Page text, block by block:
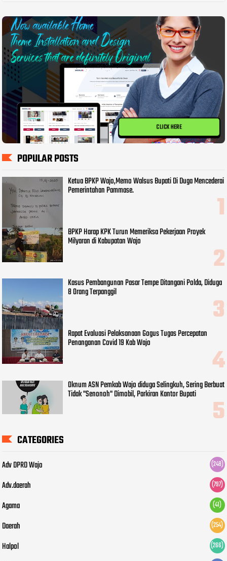
CLICK HERE
POPULAR POSTS
Ketua BPKP Wajo,Memo Walsus Bupati Di Duga Mencederai
Pemerintahan Pammase.
BPKP Harap KPK Turun Memeriksa Pekerjaan Proyek
Milyaran di Kabupatan Wajo
Kasus Pembangunan Pasar Tempe Ditangani Polda, Diduga
8 Orang Terpanggil
Rapat Evaluasi Pelaksanaan Gogus Tugas Percepatan
Penanganan Covid 19 Kab Wajo
Oknum ASN Pemkab Wajo diduga Selingkuh, Sering Berbuat
Tidak "Senonoh" Dimobil, Parkiran Kantor Bupati
CATEGORIES
Adv DPRD Wajo (248)
Adv.daerah (797)
Agama (41)
Daerah (254)
Halpol (266)